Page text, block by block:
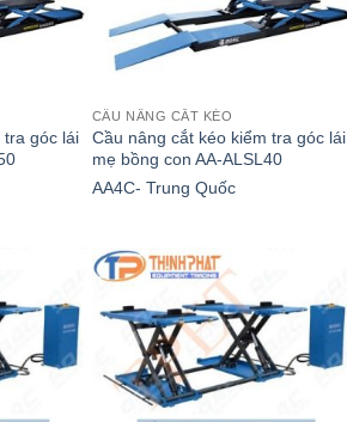
tra góc lái
CẦU NÂNG CẮT KÉO
Cầu nâng cắt kéo kiểm tra góc lái
mẹ bồng con AA-ALSL40
AA4C- Trung Quốc